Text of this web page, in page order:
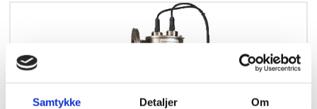
Samtykke Detaljer Om